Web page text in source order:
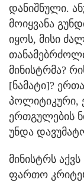
დანიშნული.
მოიყვანა
იყოს, მისი
მინისტრმა?
[ნამატი]?
პოლიტიკური,
ერთგულების
უნდა
მინისტრს
ფართო